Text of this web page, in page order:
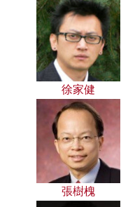
徐家健
張樹槐